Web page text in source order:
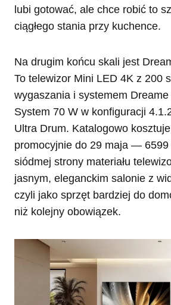
lubi gotować, ale chce robić to
ciągłego stania przy kuchence.
Na drugim końcu skali jest
To telewizor Mini LED 4K z 200
wygaszania i systemem
System 70 W w konfiguracji
Ultra Drum. Katalogowo kosztuje
promocyjnie do 29 maja — 6599
siódmej strony materiału
jasnym, eleganckim salonie z
czyli jako sprzęt bardziej do
niż kolejny obowiązek.